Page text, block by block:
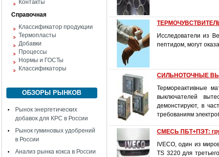
Контакты
Справочная
Классификатор продукции
Термопласты
Добавки
Процессы
Нормы и ГОСТы
Классификаторы
ОБЗОРЫ РЫНКОВ
Рынок энергетических
добавок для КРС в России
Рынок гуминовых удобрений
в России
Анализ рынка кокса в России
Исследователи из
пептидом, могут
СИЛЬНОТОЧНЫЕ
Термореактивные
выключателей
демонстируют, в
требованиям
СМЕСЬ ПБТ+ПЭТ:
IVECO, один из
TS 3220 для